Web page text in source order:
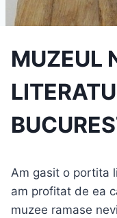
MUZEUL
Am gasit o portita
am profitat de ea
muzee ramase